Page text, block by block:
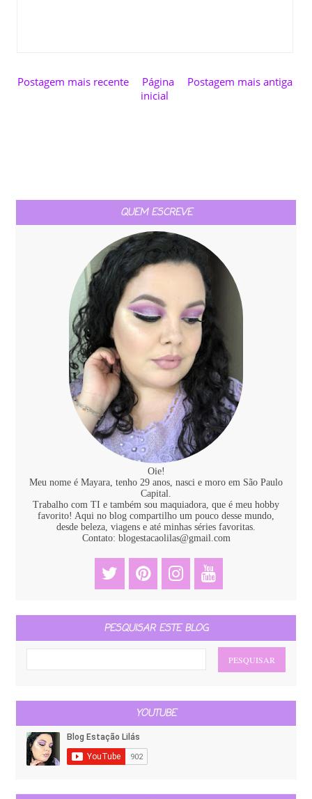
Postagem mais recente Postagem mais antiga
Página
inicial
QUEM ESCREVE
Oie!
Meu nome é Mayara, tenho 29 anos, nasci e moro em São Paulo
Capital.
Trabalho com TI e também sou maquiadora, que é meu hobby
favorito! Aqui no blog compartilho um pouco desse mundo,
desde beleza, viagens e até minhas séries favoritas.
Contato: blogestacaolilas@gmail.com
PESQUISAR ESTE BLOG
YOUTUBE